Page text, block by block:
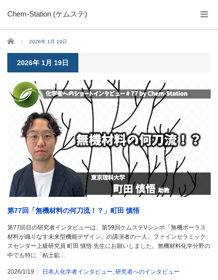
Chem-Station (ケムステ)
ホーム 2026年 1月 19日
2026年 1月 19日
第77回「無機材料の何刀流！？」町田 慎悟
第77回目の研究者インタビューは、第59回ケムステVシンポ「無機ポーラス
材料が織りなす未来型機能デザイン」の講演者の一人、ファインセラミック
スセンター上級研究員 町田 慎悟 先生にお願いしました。無機材料化学分野の
中でも特に「粘土鉱…
2026/1/19 日本人化学者インタビュー 研究者へのインタビュー